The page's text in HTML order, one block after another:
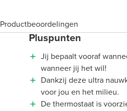
Product­beoordelingen
Pluspunten
Jij bepaalt vooraf
wanneer jij het wil!
Dankzij deze ultra
voor jou en het milieu.
De thermostaat is